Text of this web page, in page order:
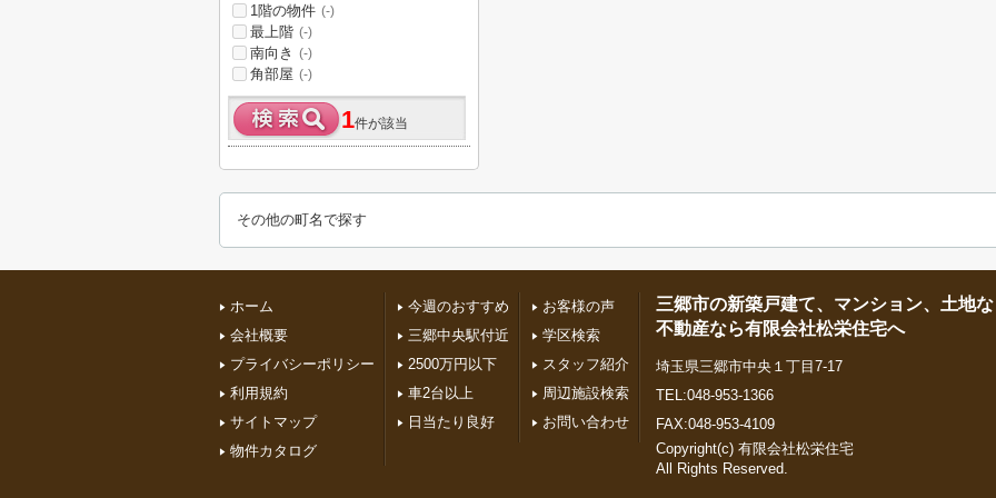
1階の物件 (-)
最上階 (-)
南向き (-)
角部屋 (-)
1件が該当
その他の町名で探す
ホーム
会社概要
プライバシーポリシー
利用規約
サイトマップ
物件カタログ
今週のおすすめ
三郷中央駅付近
2500万円以下
車2台以上
日当たり良好
お客様の声
学区検索
スタッフ紹介
周辺施設検索
お問い合わせ
三郷市の新築戸建て、マンション、土地
不動産なら有限会社松栄住宅へ
埼玉県三郷市中央１丁目7-17
TEL:048-953-1366
FAX:048-953-4109
Copyright(c) 有限会社松栄住宅
All Rights Reserved.